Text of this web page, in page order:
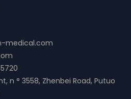
medical.com
n ° 3558, Zhenbei Road, Putuo